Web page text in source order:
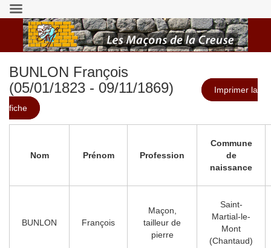
BUNLON François
(05/01/1823 - 09/11/1869)
Imprimer la
fiche
Nom Prénom Profession
Commune
de
naissance
BUNLON François
Maçon,
tailleur de
pierre
Saint-
Martial-le-
Mont
(Chantaud)